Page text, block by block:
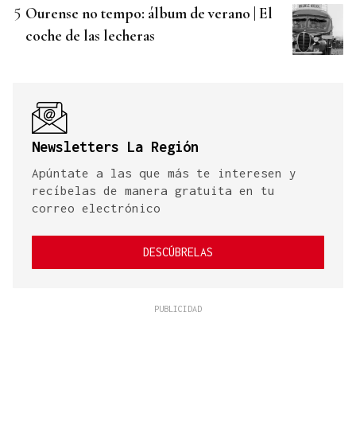
Ourense no tempo: álbum de verano | El
coche de las lecheras
Newsletters La Región
Apúntate a las que más te interesen y
recíbelas de manera gratuita en tu
correo electrónico
DESCÚBRELAS